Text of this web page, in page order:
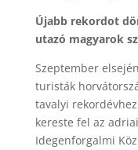
Újabb rekordot
utazó magyarok
Szeptember
turisták
tavalyi
kereste fel az
Idegenforgalmi